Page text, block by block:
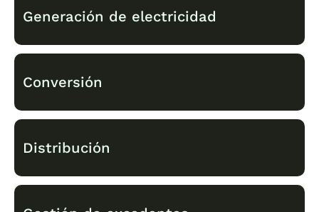
Los paneles fotovoltaicos absorben la luz
solar.
Generación de electricidad
Las células solares que integran los paneles
convierten la radiación solar en corriente
continua.
Conversión
El inversor transforma la corriente continua
en corriente alterna.
Distribución